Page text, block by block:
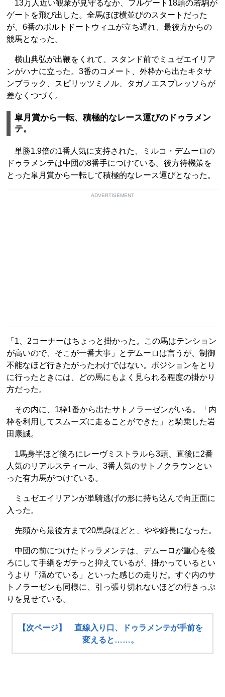
13万人近い観衆が見守るなか、フルゲート18頭の若駒が
ゲートを飛び出した。全馬ほぼ横並びのスタートだった
が、6番のポルトドートウィユが立ち遅れ、最後方からの
競馬となった。
横山典弘が出鞭をくれて、スタンド前でミュゼエイリア
ンがハナに立った。3番のコメート、外枠から出たキタサ
ンブラック、スピリッツミノル、タガノエスプレッソらが
差なくつづく。
皐月賞から一転、積極的なレース運びのドゥラメン
テ。
単勝1.9倍の1番人気に支持された、ミルコ・デムーロの
ドゥラメンテは中団の8番手につけている。後方待機策を
とった皐月賞から一転して積極的なレース運びとなった。
ADVERTISEMENT
「1、2コーナーはちょっと掛かった。この馬はテンション
が高いので、そこが一番大事」とデムーロは言うが、制御
不能なほど行きたがったわけではない。ポジションをとり
に行ったときには、どの馬にもよく見られる程度の掛かり
方だった。
その内に、1枠1番から出たサトノラーゼンがいる。「内
枠を利用してスムーズに走ることができた」と騎乗した岩
田康誠。
1馬身半ほど後ろにレーヴミストラルら3頭、直後に2番
人気のリアルスティール、3番人気のサトノクラウンとい
った有力馬がつけている。
ミュゼエイリアンが単騎逃げの形に持ち込んで向正面に
入った。
先頭から最後方まで20馬身ほどと、やや縦長になった。
中団の前につけたドゥラメンテは、デムーロが重心を後
ろにして手綱をガチっと抑えているが、掛かっているとい
うより「溜めている」といった感じの走りだ。すぐ内のサ
トノラーゼンも同様に、引っ張り切れないほどの行きっぷ
りを見せている。
【次ページ】 直線入り口、ドゥラメンテが手前を
変えると……。